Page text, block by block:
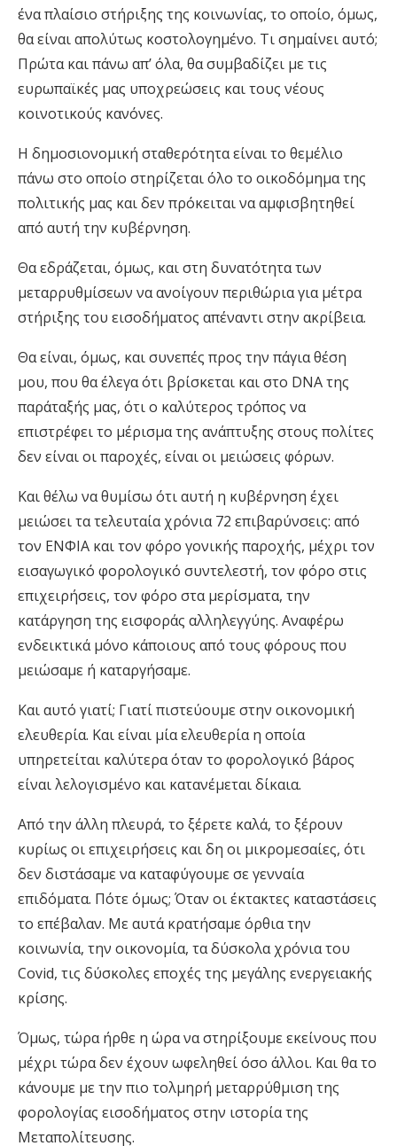
ένα πλαίσιο στήριξης της κοινωνίας, το οποίο, όμως,
θα είναι απολύτως κοστολογημένο. Τι σημαίνει αυτό;
Πρώτα και πάνω απ’ όλα, θα συμβαδίζει με τις
ευρωπαϊκές μας υποχρεώσεις και τους νέους
κοινοτικούς κανόνες.
Η δημοσιονομική σταθερότητα είναι το θεμέλιο
πάνω στο οποίο στηρίζεται όλο το οικοδόμημα της
πολιτικής μας και δεν πρόκειται να αμφισβητηθεί
από αυτή την κυβέρνηση.
Θα εδράζεται, όμως, και στη δυνατότητα των
μεταρρυθμίσεων να ανοίγουν περιθώρια για μέτρα
στήριξης του εισοδήματος απέναντι στην ακρίβεια.
Θα είναι, όμως, και συνεπές προς την πάγια θέση
μου, που θα έλεγα ότι βρίσκεται και στο DNA της
παράταξής μας, ότι ο καλύτερος τρόπος να
επιστρέφει το μέρισμα της ανάπτυξης στους πολίτες
δεν είναι οι παροχές, είναι οι μειώσεις φόρων.
Και θέλω να θυμίσω ότι αυτή η κυβέρνηση έχει
μειώσει τα τελευταία χρόνια 72 επιβαρύνσεις: από
τον ΕΝΦΙΑ και τον φόρο γονικής παροχής, μέχρι τον
εισαγωγικό φορολογικό συντελεστή, τον φόρο στις
επιχειρήσεις, τον φόρο στα μερίσματα, την
κατάργηση της εισφοράς αλληλεγγύης. Αναφέρω
ενδεικτικά μόνο κάποιους από τους φόρους που
μειώσαμε ή καταργήσαμε.
Και αυτό γιατί; Γιατί πιστεύουμε στην οικονομική
ελευθερία. Και είναι μία ελευθερία η οποία
υπηρετείται καλύτερα όταν το φορολογικό βάρος
είναι λελογισμένο και κατανέμεται δίκαια.
Από την άλλη πλευρά, το ξέρετε καλά, το ξέρουν
κυρίως οι επιχειρήσεις και δη οι μικρομεσαίες, ότι
δεν διστάσαμε να καταφύγουμε σε γενναία
επιδόματα. Πότε όμως; Όταν οι έκτακτες καταστάσεις
το επέβαλαν. Με αυτά κρατήσαμε όρθια την
κοινωνία, την οικονομία, τα δύσκολα χρόνια του
Covid, τις δύσκολες εποχές της μεγάλης ενεργειακής
κρίσης.
Όμως, τώρα ήρθε η ώρα να στηρίξουμε εκείνους που
μέχρι τώρα δεν έχουν ωφεληθεί όσο άλλοι. Και θα το
κάνουμε με την πιο τολμηρή μεταρρύθμιση της
φορολογίας εισοδήματος στην ιστορία της
Μεταπολίτευσης.